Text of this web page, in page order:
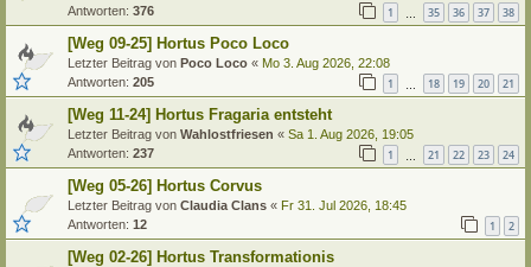
Antworten: 376 1 35 36 37 38
[Weg 09-25] Hortus Poco Loco
Letzter Beitrag von Poco Loco « Mo 3. Aug 2026, 22:08
Antworten: 205 1 18 19 20 21
[Weg 11-24] Hortus Fragaria entsteht
Letzter Beitrag von Wahlostfriesen « Sa 1. Aug 2026, 19:05
Antworten: 237 1 21 22 23 24
[Weg 05-26] Hortus Corvus
Letzter Beitrag von Claudia Clans « Fr 31. Jul 2026, 18:45
Antworten: 12 1 2
[Weg 02-26] Hortus Transformationis